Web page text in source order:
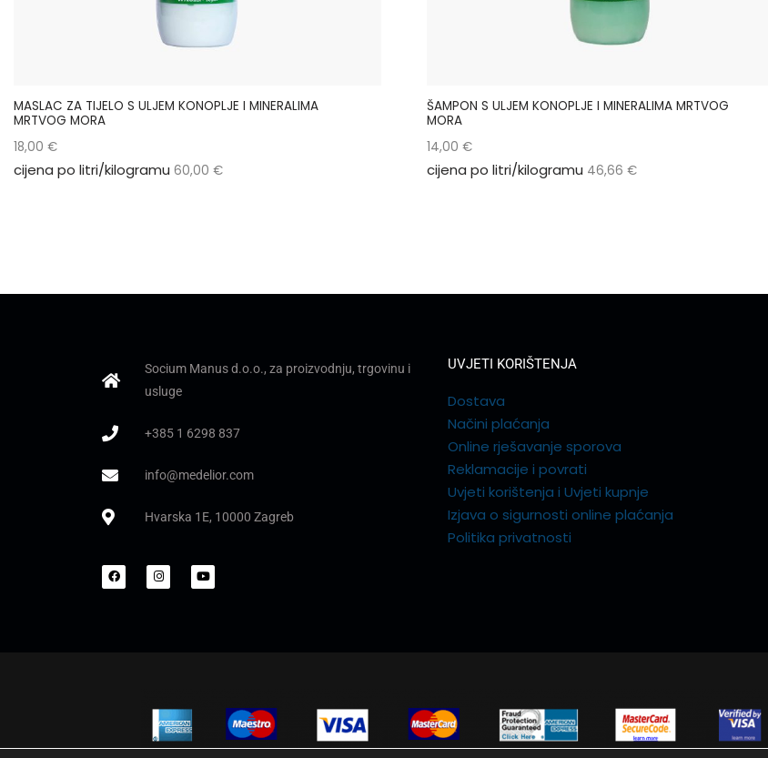
MASLAC ZA TIJELO S ULJEM KONOPLJE I MINERALIMA
MRTVOG MORA
18,00 €
cijena po litri/kilogramu 60,00 €
ŠAMPON S ULJEM KONOPLJE I MINERALIMA MRTVOG
MORA
14,00 €
cijena po litri/kilogramu 46,66 €
Socium Manus d.o.o., za proizvodnju, trgovinu i
usluge
+385 1 6298 837
info@medelior.com
Hvarska 1E, 10000 Zagreb
UVJETI KORIŠTENJA
Dostava
Načini plaćanja
Online rješavanje sporova
Reklamacije i povrati
Uvjeti korištenja i Uvjeti kupnje
Izjava o sigurnosti online plaćanja
Politika privatnosti